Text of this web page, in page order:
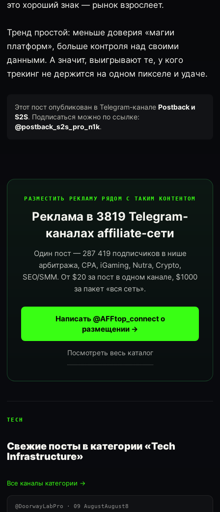
это хороший знак — рынок взрослеет.
Тренд простой: меньше доверия «магии
платформ», больше контроля над своими
данными. А значит, выигрывают те, у кого
трекинг не держится на одном пикселе и удаче.
Этот пост опубликован в Telegram-канале Postback и
S2S. Подписаться можно по ссылке:
@postback_s2s_pro_n1k.
РАЗМЕСТИТЬ РЕКЛАМУ РЯДОМ С ТАКИМ КОНТЕНТОМ
Реклама в 3819 Telegram-
каналах affiliate-сети
Один пост — 287 419 подписчиков в нише
арбитража, CPA, iGaming, Nutra, Crypto,
SEO/SMM. От $20 за пост в одном канале, $1000
за пакет «вся сеть».
Написать @AFFtop_connect о
размещении →
Посмотреть весь каталог
TECH
Свежие посты в категории «Tech
Infrastructure»
Все каналы категории →
@DoorwayLabPro · 09 AugustAugust8